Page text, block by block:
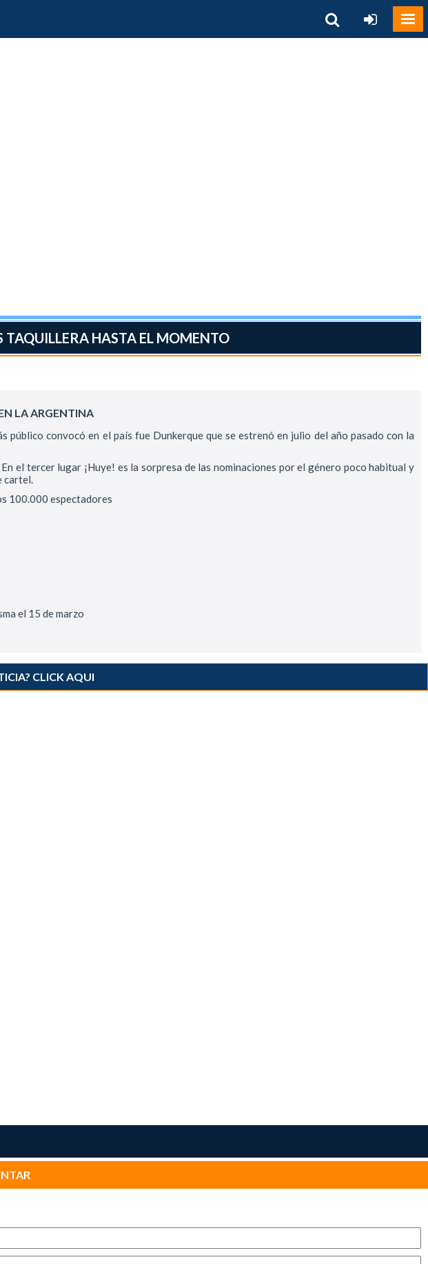
HASTA EL MOMENTO
LA ARGENTINA
público convocó en el país fue Dunkerque que se estrenó en julio del año pasado con la
el tercer lugar ¡Huye! es la sorpresa de las nominaciones por el género poco habitual y
cartel.
100.000 espectadores
el 15 de marzo
CLICK AQUI